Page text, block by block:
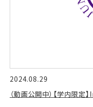
2024.08.29
（動画公開中）【学内限